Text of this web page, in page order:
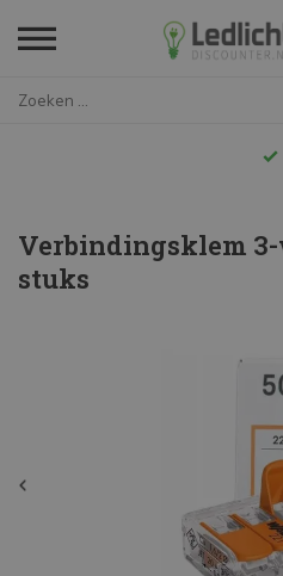
Verbindingsklem 3-
stuks